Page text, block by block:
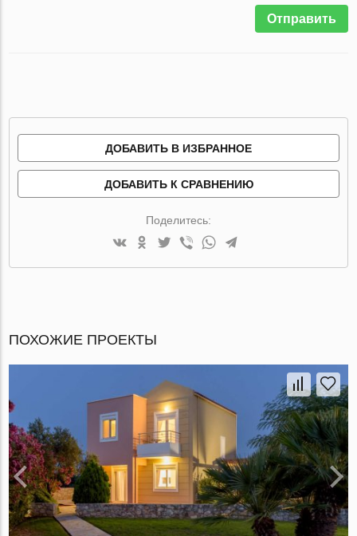
Отправить
ДОБАВИТЬ В ИЗБРАННОЕ
ДОБАВИТЬ К СРАВНЕНИЮ
Поделитесь:
ПОХОЖИЕ ПРОЕКТЫ